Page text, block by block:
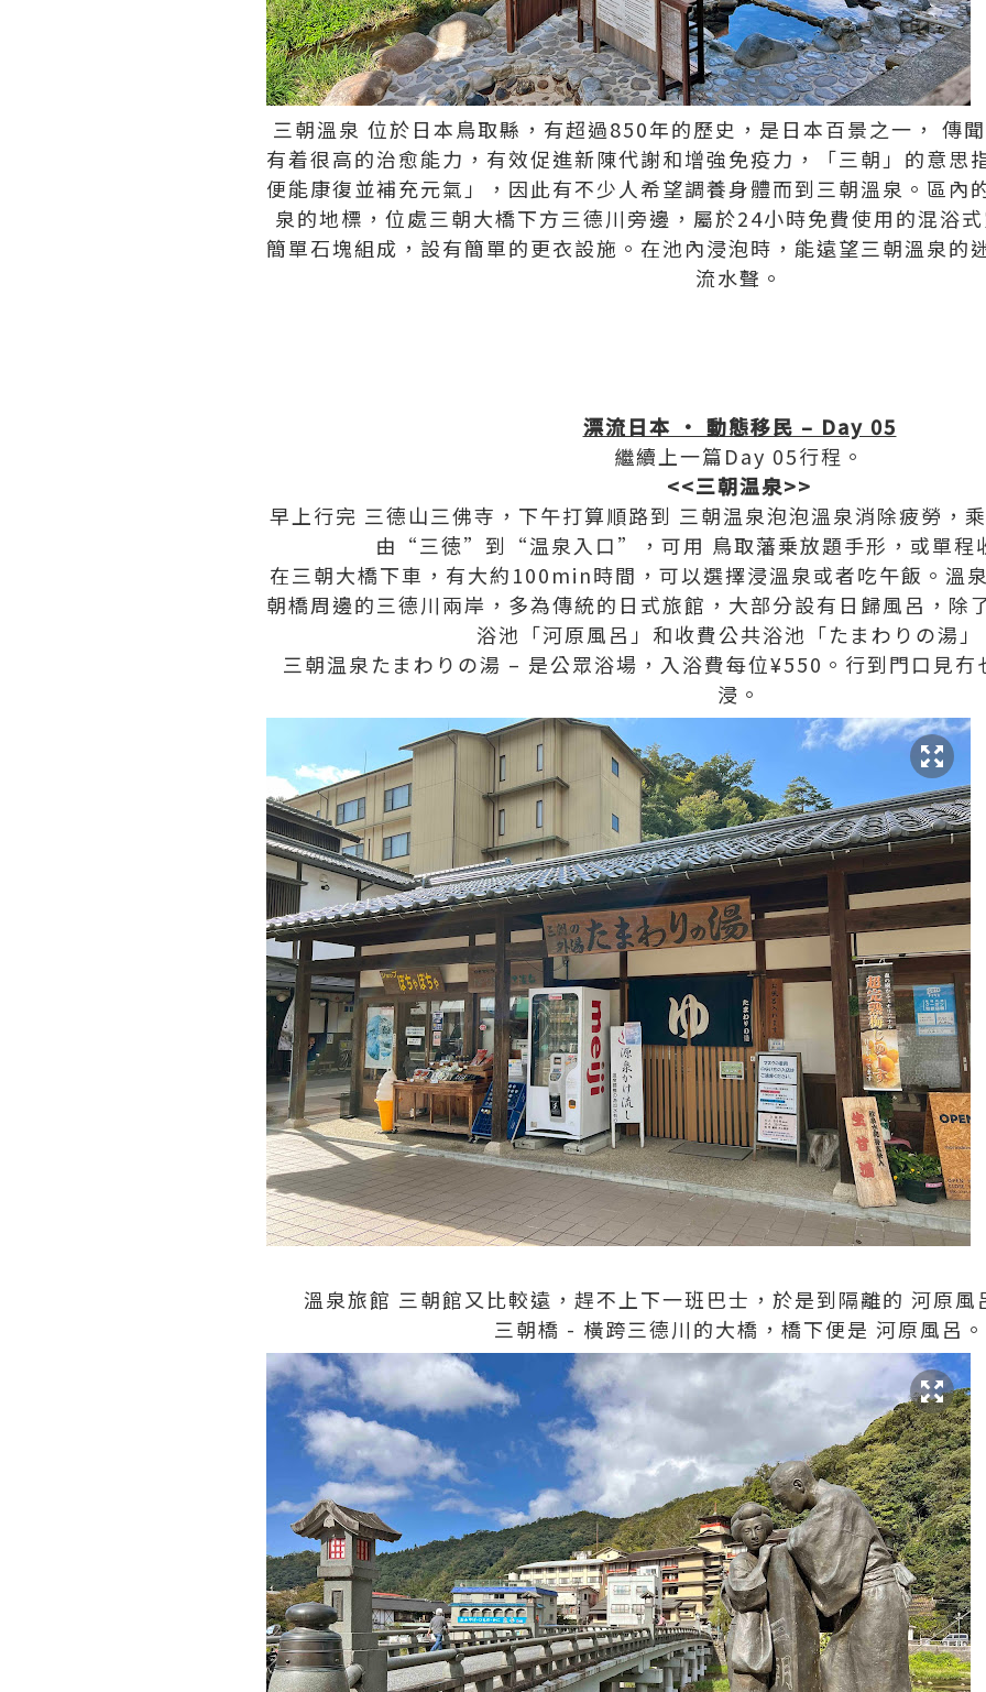
三朝溫泉 位於日本鳥取縣，有超過850年的歷史，是日本百景之一， 傳
有着很高的治愈能力，有效促進新陳代謝和增強免疫力，「三朝」的意思
便能康復並補充元氣」，因此有不少人希望調養身體而到三朝溫泉。區內
泉的地標，位處三朝大橋下方三德川旁邊，屬於24小時免費使用的混浴
簡單石塊組成，設有簡單的更衣設施。在池內浸泡時，能遠望三朝溫泉的
流水聲。
漂流日本 • 動態移民 – Day 05
繼續上一篇Day 05行程。
<<三朝温泉>>
早上行完 三德山三佛寺，下午打算順路到 三朝温泉泡泡溫泉消除疲勞，
由“三徳”到“温泉入口”，可用 鳥取藩乗放題手形，或單程
在三朝大橋下車，有大約100min時間，可以選擇浸溫泉或者吃午飯。溫
朝橋周邊的三德川兩岸，多為傳統的日式旅館，大部分設有日歸風呂，除
浴池「河原風呂」和收費公共浴池「たまわりの湯」
三朝温泉たまわりの湯 – 是公眾浴場，入浴費每位¥550。行到門口見冇
浸。
溫泉旅館 三朝館又比較遠，趕不上下一班巴士，於是到隔離的 河原風
三朝橋 - 橫跨三德川的大橋，橋下便是 河原風呂。